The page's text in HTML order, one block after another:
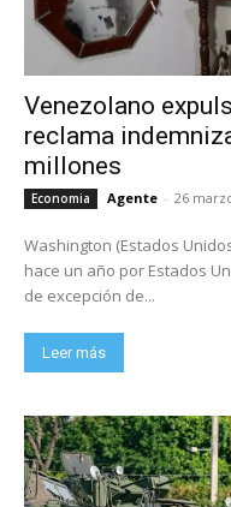
Venezolano
reclama
millones
Economia Agente - 26
Washington (Estados
hace un año por Estados
de excepción de...
Leer más